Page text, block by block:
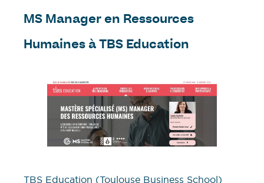
MS Manager en Ressources
Humaines à TBS Education
TBS Education (Toulouse Business School)